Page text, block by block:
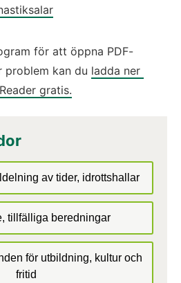
för att öppna PDF-
problem kan du ladda ner
gratis.
av tider, idrottshallar
tillfälliga beredningar
för utbildning, kultur och
fritid